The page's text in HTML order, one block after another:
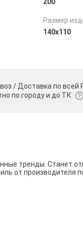
Размер
140х110
/ Доставка по всей
по городу и до ТК
тренды. Станет
от производителя